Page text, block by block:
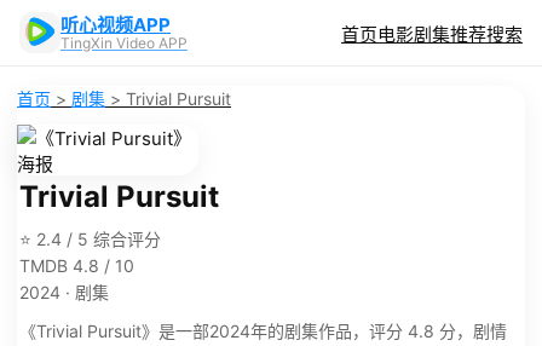
听心视频APP
TingXin Video APP 首页电影剧集推荐搜索
首页 > 剧集 > Trivial Pursuit
Trivial Pursuit
⭐ 2.4 / 5 综合评分
TMDB 4.8 / 10
2024 · 剧集
《Trivial Pursuit》是一部2024年的剧集作品，评分 4.8 分，剧情